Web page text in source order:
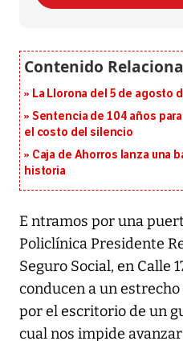
La Llorona del 5 de agosto
Sentencia de 104 años
el costo del silencio
Caja de Ahorros lanza una
historia
E ntramos por una
Policlínica Presidente
Seguro Social, en Calle
conducen a un
por el escritorio de un
cual nos impide